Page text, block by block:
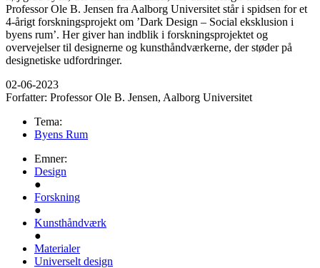
Professor Ole B. Jensen fra Aalborg Universitet står i spidsen for et
4-årigt forskningsprojekt om ’Dark Design – Social eksklusion i
byens rum’. Her giver han indblik i forskningsprojektet og
overvejelser til designerne og kunsthåndværkerne, der støder på
designetiske udfordringer.
02-06-2023
Forfatter: Professor Ole B. Jensen, Aalborg Universitet
Tema:
Byens Rum
Emner:
Design
●
Forskning
●
Kunsthåndværk
●
Materialer
Universelt design